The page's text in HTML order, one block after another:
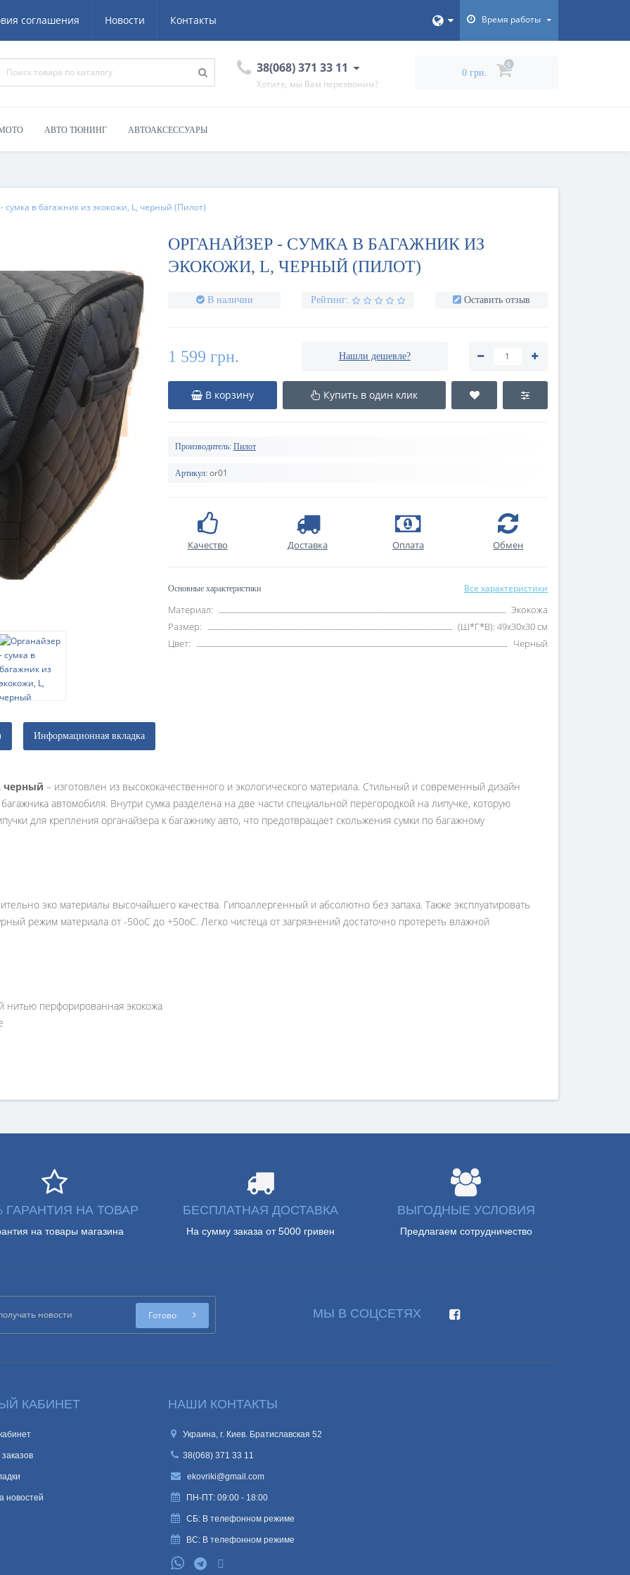
соглашения Новости Контакты Время работы
38(068) 371 33 11
Хотите, мы Вам перезвоним?
0 грн.
0
АВТО ТЮНИНГ АВТОАКСЕССУАРЫ
сумка в багажник из экокожи, L, черный (Пилот)
ОРГАНАЙЗЕР - СУМКА В БАГАЖНИК ИЗ
ЭКОКОЖИ, L, ЧЕРНЫЙ (ПИЛОТ)
В наличии Рейтинг: Оставить отзыв
1 599 грн. Нашли дешевле?
В корзину Купить в один клик
Производитель: Пилот
Артикул: or01
Качество Доставка Оплата Обмен
Основные характеристики Все характеристики
Материал:
Экокожа
Размер:
(Ш*Г*В): 49х30х30 см
Цвет:
Черный
Информационная вкладка
черный – изготовлен из высококачественного и экологического материала. Стильный и современный дизайн
автомобиля. Внутри сумка разделена на две части специальной перегородкой на липучке, которую
для крепления органайзера к багажнику авто, что предотвращает скольжения сумки по багажному
эко материалы высочайшего качества. Гипоаллергенный и абсолютно без запаха. Также эксплуатировать
режим материала от -50oC до +50oC. Легко чистеца от загрязнений достаточно протереть влажной
перфорированная экокожа
ГАРАНТИЯ НА ТОВАР
на товары магазина
БЕСПЛАТНАЯ ДОСТАВКА
На сумму заказа от 5000 гривен
ВЫГОДНЫЕ УСЛОВИЯ
Предлагаем сотрудничество
Готово МЫ В СОЦСЕТЯХ
КАБИНЕТ
новостей
НАШИ КОНТАКТЫ
Украина, г. Киев. Братиславская 52
38(068) 371 33 11
ekovriki@gmail.com
ПН-ПТ: 09:00 - 18:00
СБ: В телефонном режиме
ВС: В телефонном режиме